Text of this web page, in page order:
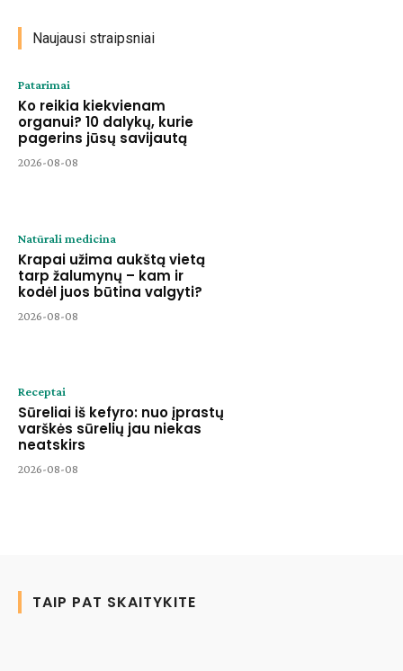
Naujausi straipsniai
Patarimai
Ko reikia kiekvienam
organui? 10 dalykų, kurie
pagerins jūsų savijautą
2026-08-08
Natūrali medicina
Krapai užima aukštą vietą
tarp žalumynų – kam ir
kodėl juos būtina valgyti?
2026-08-08
Receptai
Sūreliai iš kefyro: nuo įprastų
varškės sūrelių jau niekas
neatskirs
2026-08-08
TAIP PAT SKAITYKITE